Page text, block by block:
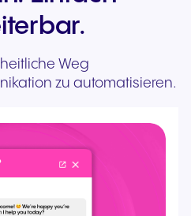
Weg
zu automatisieren.